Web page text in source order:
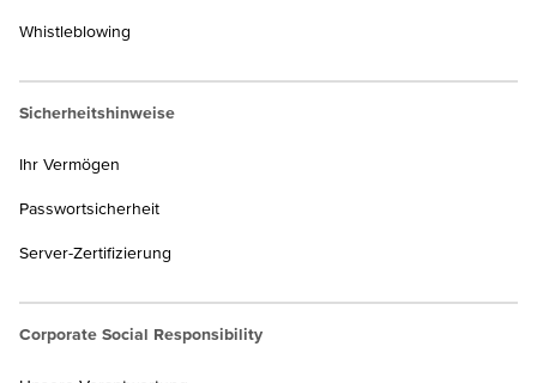
Whistleblowing
Sicherheitshinweise
Ihr Vermögen
Passwortsicherheit
Server-Zertifizierung
Corporate Social Responsibility